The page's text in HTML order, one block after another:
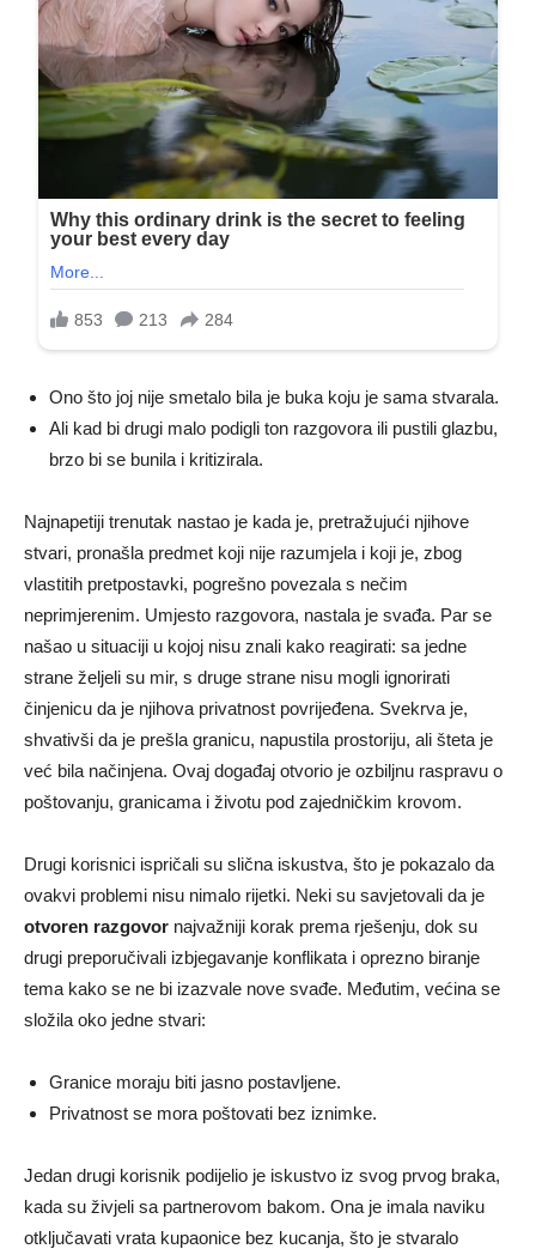
Ono što joj nije smetalo bila je buka koju je sama stvarala.
Ali kad bi drugi malo podigli ton razgovora ili pustili glazbu,
brzo bi se bunila i kritizirala.
Najnapetiji trenutak nastao je kada je, pretražujući njihove
stvari, pronašla predmet koji nije razumjela i koji je, zbog
vlastitih pretpostavki, pogrešno povezala s nečim
neprimjerenim. Umjesto razgovora, nastala je svađa. Par se
našao u situaciji u kojoj nisu znali kako reagirati: sa jedne
strane željeli su mir, s druge strane nisu mogli ignorirati
činjenicu da je njihova privatnost povrijeđena. Svekrva je,
shvativši da je prešla granicu, napustila prostoriju, ali šteta je
već bila načinjena. Ovaj događaj otvorio je ozbiljnu raspravu o
poštovanju, granicama i životu pod zajedničkim krovom.
Drugi korisnici ispričali su slična iskustva, što je pokazalo da
ovakvi problemi nisu nimalo rijetki. Neki su savjetovali da je
otvoren razgovor najvažniji korak prema rješenju, dok su
drugi preporučivali izbjegavanje konflikata i oprezno biranje
tema kako se ne bi izazvale nove svađe. Međutim, većina se
složila oko jedne stvari:
Granice moraju biti jasno postavljene.
Privatnost se mora poštovati bez iznimke.
Jedan drugi korisnik podijelio je iskustvo iz svog prvog braka,
kada su živjeli sa partnerovom bakom. Ona je imala naviku
otključavati vrata kupaonice bez kucanja, što je stvaralo